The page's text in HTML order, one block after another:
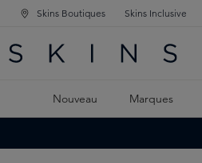
PRINCIPALE
CONTENU PRINCIPAL
Skins Boutiques Skins Inclusive
Nouveau Marques